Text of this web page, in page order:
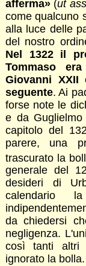
afferma»(ut
come qualcuno
alla luce delle
del nostro
Nel 1322 il
Tommaso
Giovanni XXII
seguente. Ai
forse note le
e da
capitolo del
parere, una
trascurato la
generale del
desideri di
da chiedersi
negligenza.
così tanti altri
ignorato la bolla.